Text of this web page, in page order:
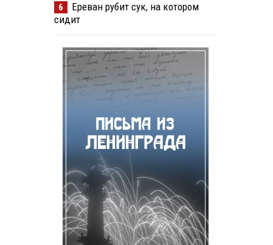
6
Ереван рубит сук, на котором
сидит